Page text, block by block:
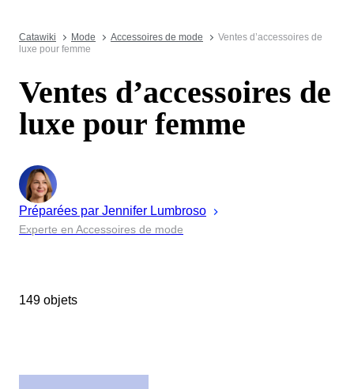
Catawiki Mode Accessoires de mode
Ventes d’accessoires de
luxe pour femme
Ventes d’accessoires de
luxe pour femme
Préparées par Jennifer Lumbroso
Experte en Accessoires de mode
149 objets